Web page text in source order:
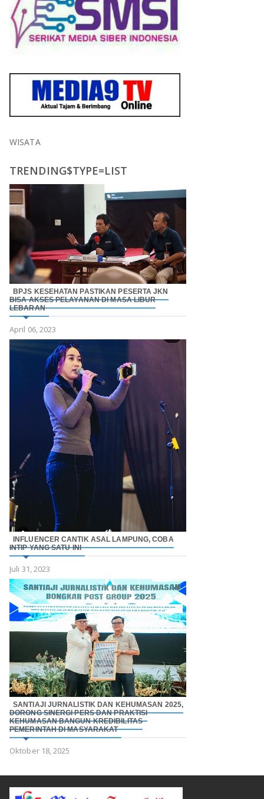
WISATA
TRENDING$TYPE=LIST
BPJS KESEHATAN PASTIKAN PESERTA JKN
BISA AKSES PELAYANAN DI MASA LIBUR
LEBARAN
April 06, 2023
INFLUENCER CANTIK ASAL LAMPUNG, COBA
INTIP YANG SATU INI
Juli 31, 2023
SANTIAJI JURNALISTIK DAN KEHUMASAN 2025,
DORONG SINERGI PERS DAN PRAKTISI
KEHUMASAN BANGUN KREDIBILITAS
PEMERINTAH DI MASYARAKAT
Oktober 18, 2025